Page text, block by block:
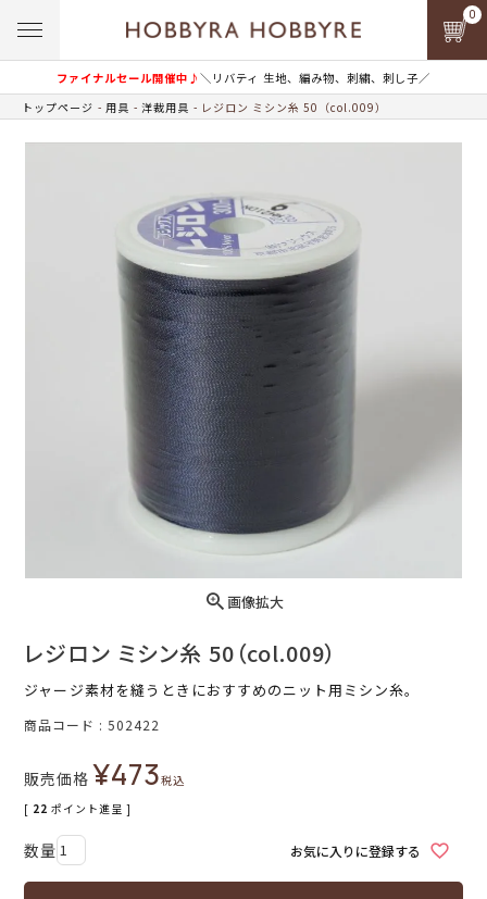
ファイナルセール開催中♪＼リバティ 生地、編み物、刺繍、刺し子／
0
トップページ 用具 洋裁用具 レジロン ミシン糸 50（col.009）
画像拡大
レジロン ミシン糸 50（col.009）
ジャージ素材を縫うときにおすすめのニット用ミシン糸。
商品コード 502422
販売価格 ¥473税込
[ 22 ポイント進呈 ]
お気に入りに登録する